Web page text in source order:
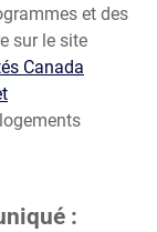
et des
sur le site
Canada
: